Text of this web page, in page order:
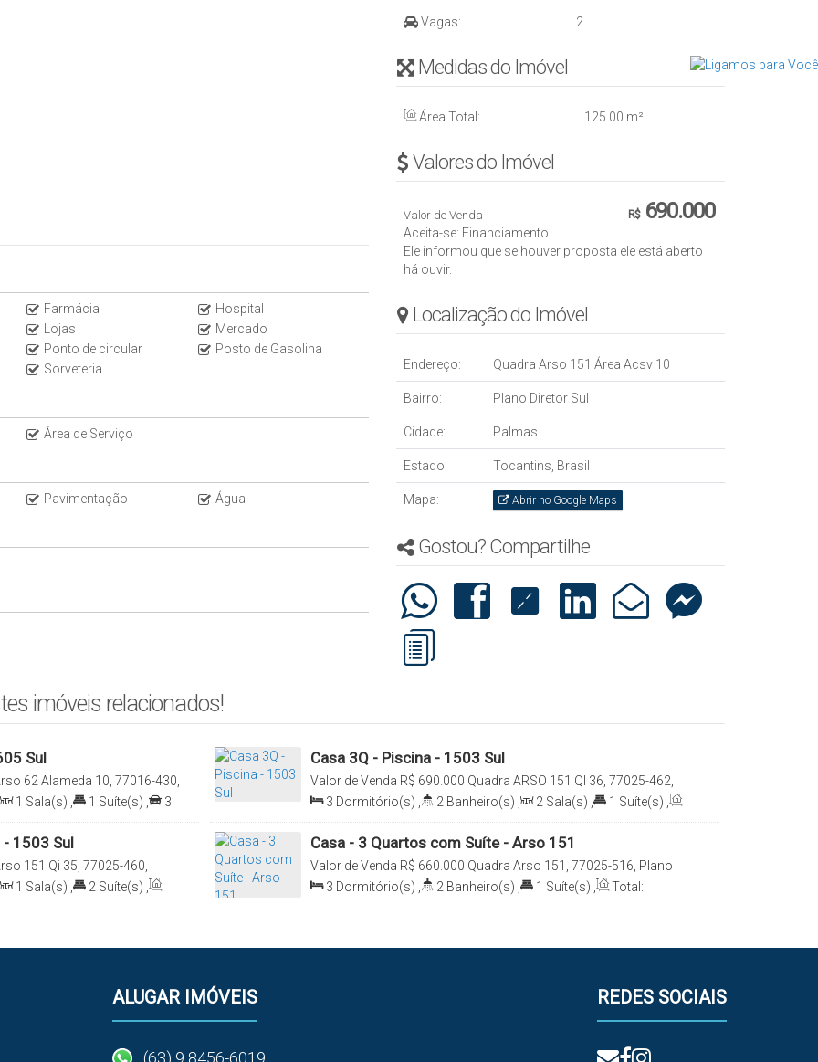
Farmácia
Hospital
Lojas
Mercado
Ponto de circular
Posto de Gasolina
Sorveteria
Área de Serviço
Pavimentação Água
Vagas: 2
Medidas do Imóvel
Área Total: 125 .00 m²
Valores do Imóvel
R$690.000
Valor de Venda
Aceita-se: Financiamento
Ele informou que se houver proposta ele está aberto
há ouvir.
Localização do Imóvel
Endereço: Quadra Arso 151 Área Acsv 10
Bairro: Plano Diretor Sul
Cidade: Palmas
Estado: Tocantins, Brasil
Mapa: Abrir no Google Maps
Gostou? Compartilhe
imóveis relacionados!
Sul
62 Alameda 10, 77016-430,
Brasil
1 Sala(s) 1 Suíte(s)
3
Casa 3Q - Piscina - 1503 Sul
R$ 690.000
Valor de Venda
Quadra ARSO 151 QI 36, 77025-462,
Plano Diretor Sul, Palmas, Tocantins, Brasil
3 Dormitório(s) 2 Banheiro(s) 2 Sala(s) 1 Suíte(s)
1503 Sul
151 Qi 35, 77025-460,
Brasil
1 Sala(s) 2 Suíte(s)
Casa - 3 Quartos com Suíte - Arso 151
R$ 660.000
Valor de Venda
Quadra Arso 151, 77025-516, Plano
Diretor Sul, Palmas, Tocantins, Brasil
3 Dormitório(s) 2 Banheiro(s) 1 Suíte(s)
Total:
ALUGAR IMÓVEIS
(63) 9 8456-6019
REDES SOCIAIS